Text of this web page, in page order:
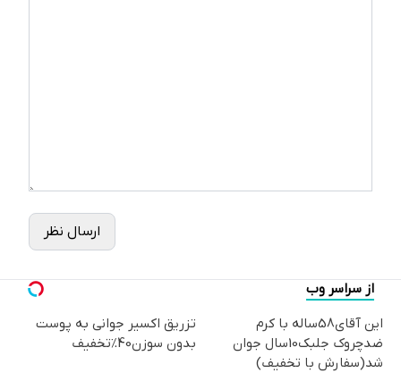
ارسال نظر
از سراسر وب
این آقای58ساله با کرم
ضدچروک جلبک10سال جوان
شد(سفارش با تخفیف)
تزریق اکسیر جوانی به پوست
بدون سوزن40%تخفیف